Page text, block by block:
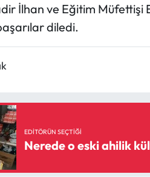
İlhan ve Eğitim Müfettişi
diledi.
EDITÖRÜN SEÇTIĞI
Nerede o eski ahilik